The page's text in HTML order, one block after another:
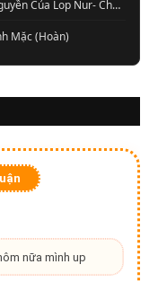
[SVIP] Truyện Audio + Đọc online: Lời Nguyền Của Lop Nur- Chu Đức Đông (Update tập 13 Audio)
Mặc (Hoàn)
nữa mình up